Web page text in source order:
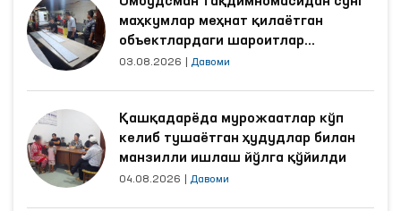
маҳкумлар меҳнат қилаётган
объектлардаги шароитлар
яхшиланди
03.08.2026 Давоми
Қашқадарёда мурожаатлар кўп
келиб тушаётган ҳудудлар билан
манзилли ишлаш йўлга қўйилди
04.08.2026 Давоми